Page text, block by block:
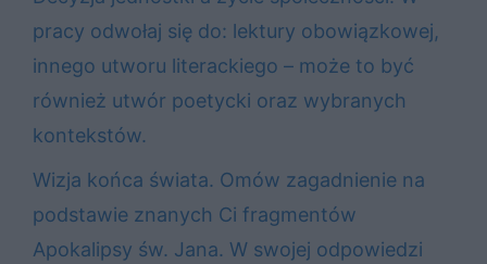
pracy odwołaj się do: lektury obowiązkowej,
innego utworu literackiego – może to być
również utwór poetycki oraz wybranych
kontekstów.
Wizja końca świata. Omów zagadnienie na
podstawie znanych Ci fragmentów
Apokalipsy św. Jana. W swojej odpowiedzi